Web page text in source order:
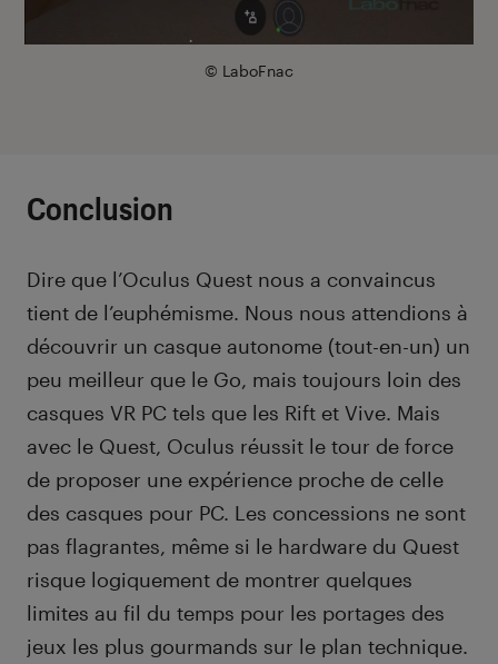
© LaboFnac
Conclusion
Dire que l’Oculus Quest nous a convaincus
tient de l’euphémisme. Nous nous attendions à
découvrir un casque autonome (tout-en-un) un
peu meilleur que le Go, mais toujours loin des
casques VR PC tels que les Rift et Vive. Mais
avec le Quest, Oculus réussit le tour de force
de proposer une expérience proche de celle
des casques pour PC. Les concessions ne sont
pas flagrantes, même si le hardware du Quest
risque logiquement de montrer quelques
limites au fil du temps pour les portages des
jeux les plus gourmands sur le plan technique.